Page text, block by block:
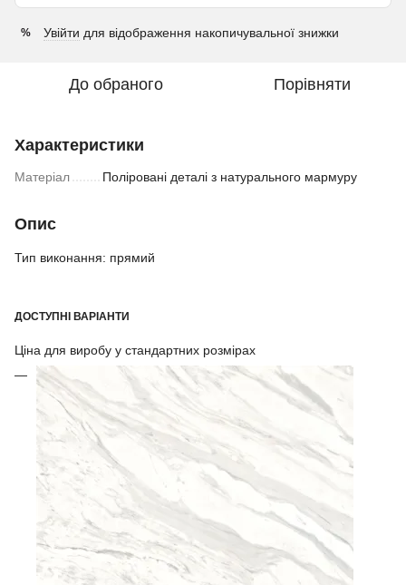
% Увійти для відображення накопичувальної знижки
До обраного Порівняти
Характеристики
Матеріал Поліровані деталі з натурального мармуру
Опис
Тип виконання: прямий
ДОСТУПНІ ВАРІАНТИ
Ціна для виробу у стандартних розмірах